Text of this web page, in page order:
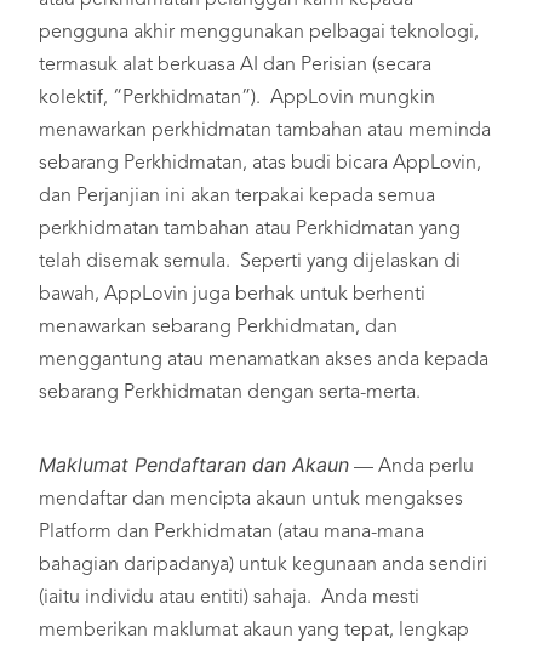
pengguna akhir menggunakan pelbagai teknologi,
termasuk alat berkuasa AI dan Perisian (secara
kolektif, “Perkhidmatan”). AppLovin mungkin
menawarkan perkhidmatan tambahan atau meminda
sebarang Perkhidmatan, atas budi bicara AppLovin,
dan Perjanjian ini akan terpakai kepada semua
perkhidmatan tambahan atau Perkhidmatan yang
telah disemak semula. Seperti yang dijelaskan di
bawah, AppLovin juga berhak untuk berhenti
menawarkan sebarang Perkhidmatan, dan
menggantung atau menamatkan akses anda kepada
sebarang Perkhidmatan dengan serta-merta.
Maklumat Pendaftaran dan Akaun — Anda perlu
mendaftar dan mencipta akaun untuk mengakses
Platform dan Perkhidmatan (atau mana-mana
bahagian daripadanya) untuk kegunaan anda sendiri
(iaitu individu atau entiti) sahaja. Anda mesti
memberikan maklumat akaun yang tepat, lengkap